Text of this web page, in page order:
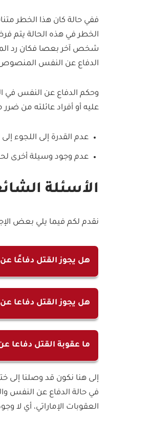
ففي حالة كان هذا الخطر
الخطر في هذه الحالة يتم
شخص آخر بعصا فكان رد
الدفاع عن النفس المنصوص
وحكم الدفاع عن النفس في
عليه أو أفراد عائلته من
عدم القدرة إلى اللجوء
عدم وجود وسيلة أخرى
الأسئلة
نقدم لكم فيما يلي بعض
هل يجوز القتل دفاعًا
وضرورة وجود خطر
هل يجوز القتل دفاعا
التي نصت على أنه يجوز
ما عقوبة القتل دفاعا
قانون العقوبات فيها
النفس.
إلى هنا نكون قد وصلنا إلى
في حالة الدفاع عن النفس
العقوبات الإماراتي، أي لا